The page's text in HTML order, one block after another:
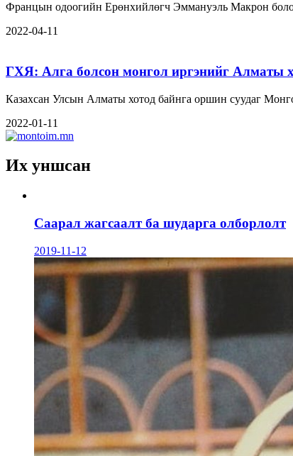
Францын одоогийн Ерөнхийлөгч Эммануэль Макрон
2022-04-11
ГХЯ: Алга болсон монгол иргэнийг Алматы
Казахсан Улсын Алматы хотод байнга оршин суудаг
2022-01-11
Их уншсан
Саарал жагсаалт ба шударга олборлолт
2019-11-12